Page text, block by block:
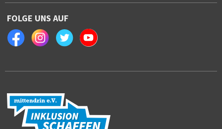
FOLGE UNS AUF
FacebookInstagramTwitter